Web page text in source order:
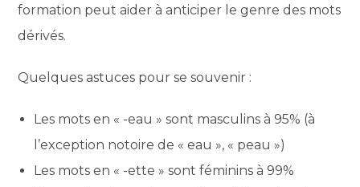
formation peut aider à anticiper le genre des mots
dérivés.
Quelques astuces pour se souvenir :
Les mots en « -eau » sont masculins à 95% (à
l’exception notoire de « eau », « peau »)
Les mots en « -ette » sont féminins à 99%